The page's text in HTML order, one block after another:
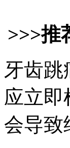
>>>推
牙齿
应立即
会导致